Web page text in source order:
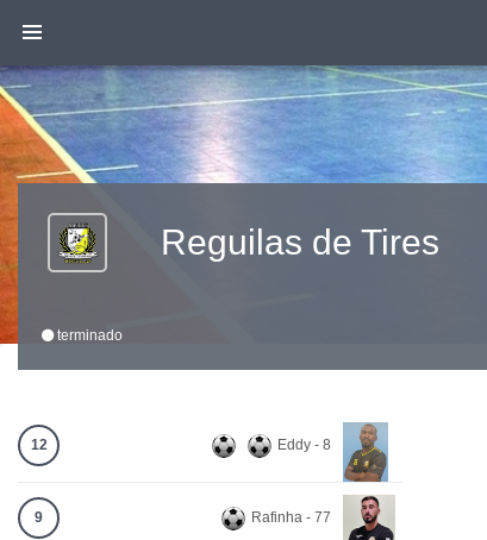
Reguilas de Tires
terminado
12 Eddy - 8
9 Rafinha - 77